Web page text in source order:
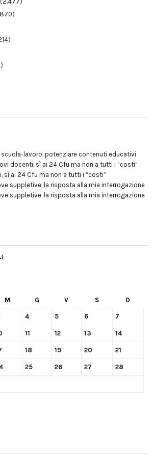
scuola-lavoro, potenziare contenuti educativi
docenti, sì ai 24 Cfu ma non a tutti i “costi”
sì ai 24 Cfu ma non a tutti i “costi”
suppletive, la risposta alla mia interrogazione
suppletive, la risposta alla mia interrogazione
M G V S D
4 5 6 7
11 12 13 14
18 19 20 21
25 26 27 28